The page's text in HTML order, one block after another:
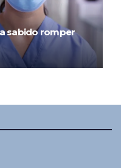
sabido romper